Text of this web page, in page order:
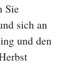
Sie
sich an
und den